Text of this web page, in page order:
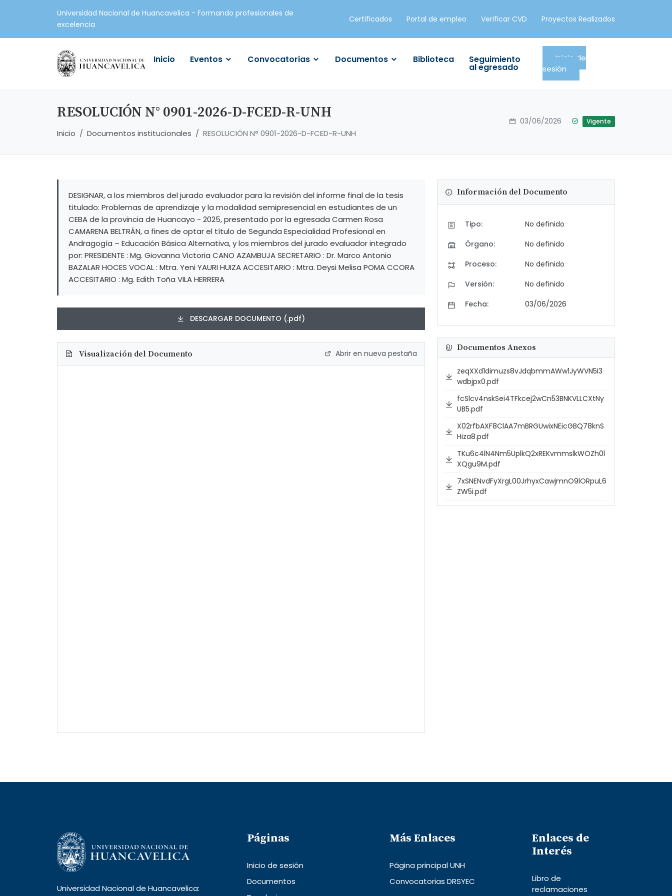
Universidad Nacional de Huancavelica - Formando profesionales de
excelencia
Certificados Portal de empleo Verificar CVD Proyectos Realizados
Inicio Eventos Convocatorias Documentos Biblioteca Seguimiento
al egresado
Inicio de
sesión
RESOLUCIÓN N° 0901-2026-D-FCED-R-UNH
Inicio Documentos institucionales RESOLUCIÓN N° 0901-2026-D-FCED-R-UNH
03/06/2026 Vigente
DESIGNAR, a los miembros del jurado evaluador para la revisión del informe final de la tesis
titulado: Problemas de aprendizaje y la modalidad semipresencial en estudiantes de un
CEBA de la provincia de Huancayo - 2025, presentado por la egresada Carmen Rosa
CAMARENA BELTRÁN, a fines de optar el título de Segunda Especialidad Profesional en
Andragogía – Educación Básica Alternativa, y los miembros del jurado evaluador integrado
por: PRESIDENTE : Mg. Giovanna Victoria CANO AZAMBUJA SECRETARIO : Dr. Marco Antonio
BAZALAR HOCES VOCAL : Mtra. Yeni YAURI HUIZA ACCESITARIO : Mtra. Deysi Melisa POMA CCORA
ACCESITARIO : Mg. Edith Toña VILA HERRERA
DESCARGAR DOCUMENTO (.pdf)
Visualización del Documento Abrir en nueva pestaña
Información del Documento
Tipo:
No definido
Órgano:
No definido
Proceso:
No definido
Versión:
No definido
Fecha:
03/06/2026
Documentos Anexos
zeqXXd1dimuzs8vJdqbmmAWw1JyWVN5I3
wdbjpx0.pdf
fcSlcv4nskSei4TFkcej2wCn53BNKVLLCXtNy
UB5.pdf
X02rfbAXF8ClAA7mBRGUwixNEicGBQ78knS
Hiza8.pdf
TKu6c4lN4Nm5UplkQ2xREKvmmslkWOZh0l
XQgu9M.pdf
7xSNENvdFyXrgL00JrhyxCawjmnO9lORpuL6
ZW5i.pdf
Universidad Nacional de Huancavelica:
Páginas
Inicio de sesión
Documentos
Más Enlaces
Página principal UNH
Convocatorias DRSYEC
Enlaces de
Interés
Libro de
reclamaciones